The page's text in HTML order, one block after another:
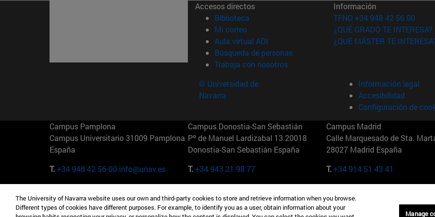
Accesos directos
Biblioteca (abre en nueva ventana)
Mi correo(abre en nueva ventana)
Aula virtual ADI (abre en nueva ventana)
Búsqueda de personas(abre en nueva ventana)
Trabaja con nosotros(abre en nueva ventana)
Información
TFNO +34 948 42 56 00
¿QUÉ GRADO TE INTERESA?
¿QUÉ MÁSTER TE
© Universidad de
Navarra
Información legal
Accesibilidad
Configuración de
Campus Pamplona
Campus Universitario 31009 Pamplona
España
T.+34 948 42 56 00 info@unav.es
Campus Donostia-San Sebastián
Pº de Manuel Lardizabal 13 20018
Donostia-San Sebastián España
T.+34 943 21 98 77
Campus Madrid
Calle Marquesado de Sta.
28027 Madrid España
T.+34 914 51 43 41
Camino del Cerro Águila 3 28023
Madrid España
165 W 57th St 10019-2201 Nueva York
EE.UU
Maria-Theresia-Straße 15
Múnich Alemania
The University of Navarra website uses our own and third-party cookies to store and retrieve information when you browse.
Different types of cookies have different purposes. For example, to identify you as a user, obtain information about your
Manage